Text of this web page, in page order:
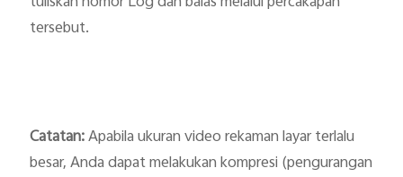
tersebut.
Catatan:Apabila ukuran video rekaman layar terlalu
besar, Anda dapat melakukan kompresi (pengurangan